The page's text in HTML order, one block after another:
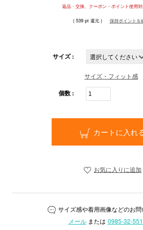
返品・交換、クーポン・ポイント使用
( 539 pt 還元 ) 保持ポイントを
サイズ :
サイズ・フィット感
個数 :
カートに入れ
お気に入りに追加
サイズ感や着用画像などのお問
メールまたは 0985-32-